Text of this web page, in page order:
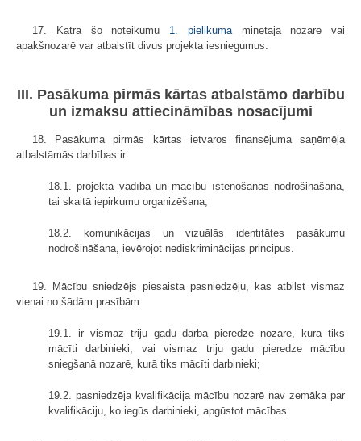
17. Katrā šo noteikumu 1. pielikumāminētajā nozarē vai
apakšnozarē var atbalstīt divus projekta iesniegumus.
III. Pasākuma pirmās kārtas atbalstāmo darbību
un izmaksu attiecināmības nosacījumi
18. Pasākuma pirmās kārtas ietvaros finansējuma saņēmēja
atbalstāmās darbības ir:
18.1. projekta vadība un mācību īstenošanas nodrošināšana,
tai skaitā iepirkumu organizēšana;
18.2. komunikācijas un vizuālās identitātes pasākumu
nodrošināšana, ievērojot nediskriminācijas principus.
19. Mācību sniedzējs piesaista pasniedzēju, kas atbilst vismaz
vienai no šādām prasībām:
19.1. ir vismaz triju gadu darba pieredze nozarē, kurā tiks
mācīti darbinieki, vai vismaz triju gadu pieredze mācību
sniegšanā nozarē, kurā tiks mācīti darbinieki;
19.2. pasniedzēja kvalifikācija mācību nozarē nav zemāka par
kvalifikāciju, ko iegūs darbinieki, apgūstot mācības.